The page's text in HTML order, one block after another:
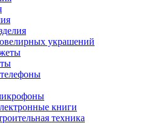
украшений
книги